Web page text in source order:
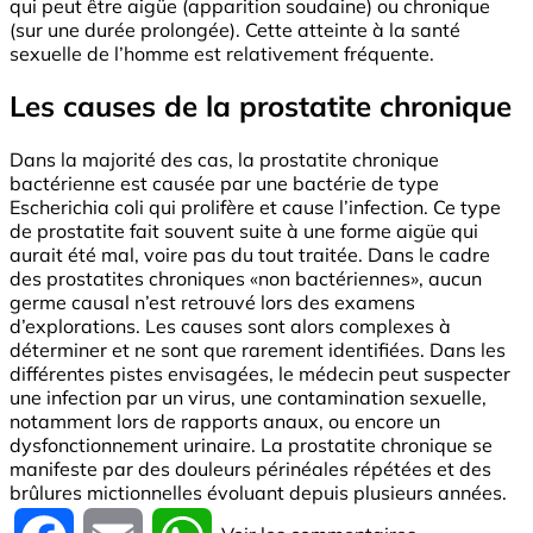
qui peut être aigüe (apparition soudaine) ou chronique
(sur une durée prolongée). Cette atteinte à la santé
sexuelle de l’homme est relativement fréquente.
Les causes de la prostatite chronique
Dans la majorité des cas, la prostatite chronique
bactérienne est causée par une bactérie de type
Escherichia coli qui prolifère et cause l’infection. Ce type
de prostatite fait souvent suite à une forme aigüe qui
aurait été mal, voire pas du tout traitée. Dans le cadre
des prostatites chroniques «non bactériennes», aucun
germe causal n’est retrouvé lors des examens
d’explorations. Les causes sont alors complexes à
déterminer et ne sont que rarement identifiées. Dans les
différentes pistes envisagées, le médecin peut suspecter
une infection par un virus, une contamination sexuelle,
notamment lors de rapports anaux, ou encore un
dysfonctionnement urinaire. La prostatite chronique se
manifeste par des douleurs périnéales répétées et des
brûlures mictionnelles évoluant depuis plusieurs années.